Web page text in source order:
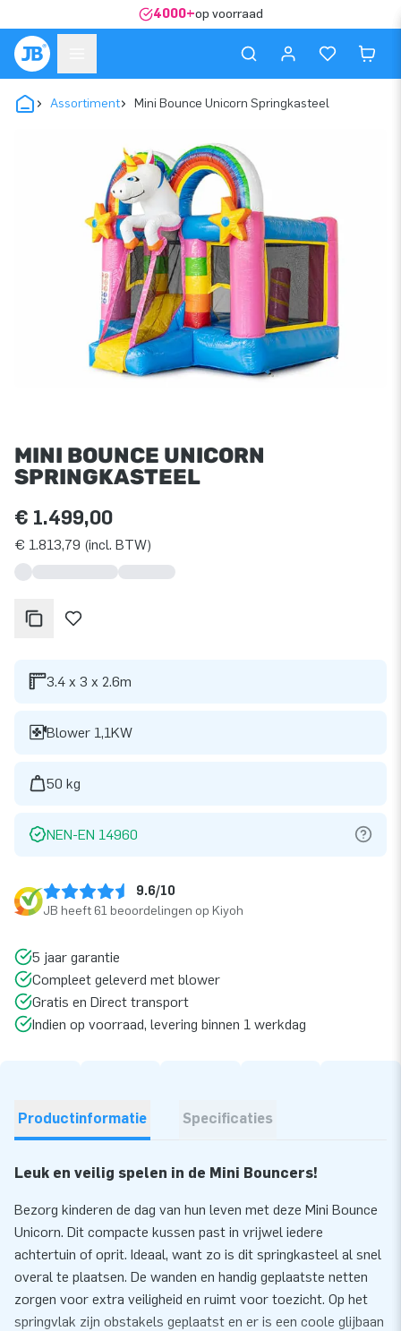
4000+op voorraad
Assortiment Mini Bounce Unicorn Springkasteel
MINI BOUNCE UNICORN
SPRINGKASTEEL
€ 1.499,00
€ 1.813,79 (incl. BTW)
3.4 x 3 x 2.6m
Blower 1,1KW
50 kg
NEN-EN 14960
9.6/10
JB heeft 61 beoordelingen op Kiyoh
5 jaar garantie
Compleet geleverd met blower
Gratis en Direct transport
Indien op voorraad, levering binnen 1 werkdag
Productinformatie Specificaties
Leuk en veilig spelen in de Mini Bouncers!
Bezorg kinderen de dag van hun leven met deze Mini Bounce
Unicorn. Dit compacte kussen past in vrijwel iedere
achtertuin of oprit. Ideaal, want zo is dit springkasteel al snel
overal te plaatsen. De wanden en handig geplaatste netten
zorgen voor extra veiligheid en ruimt voor toezicht. Op het
springvlak zijn obstakels geplaatst en er is een coole glijbaan